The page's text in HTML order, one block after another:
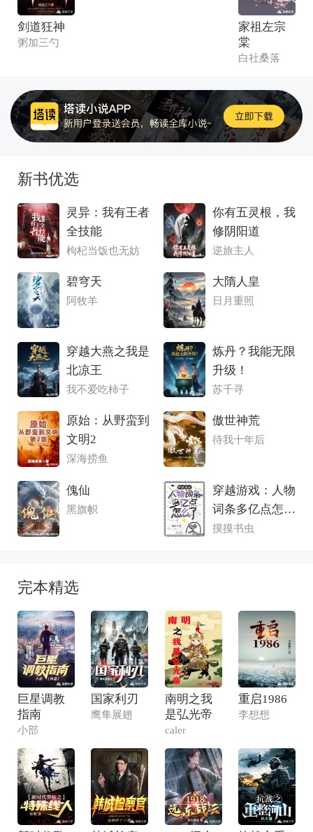
剑道狂神
粥加三勺
家祖左宗
棠
白社桑落
新书优选
灵异：我有王者
全技能
枸杞当饭也无妨
你有五灵根，我
修阴阳道
逆旅主人
碧穹天
阿牧羊
大隋人皇
日月重照
穿越大燕之我是
北凉王
我不爱吃柿子
炼丹？我能无限
升级！
苏千寻
原始：从野蛮到
文明2
深海捞鱼
傲世神荒
待我十年后
傀仙
黑旗帜
穿越游戏：人物
词条多亿点怎么
了
摸摸书虫
完本精选
巨星调教
指南
小部
国家利刃
鹰隼展翅
南明之我
是弘光帝
caler
重启1986
李想想